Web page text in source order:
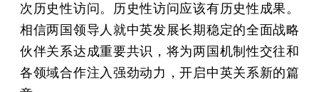
次历史性访问。历史性访问应该有历史性成果。
相信两国领导人就中英发展长期稳定的全面战略
伙伴关系达成重要共识，将为两国机制性交往和
各领域合作注入强劲动力，开启中英关系新的篇